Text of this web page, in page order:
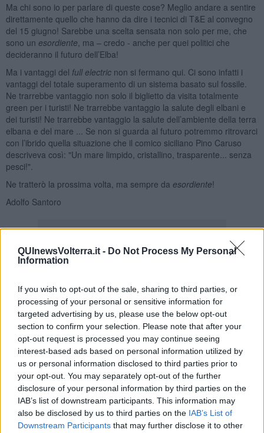
QUInewsVolterra.it - Do Not Process My Personal
Information
If you wish to opt-out of the sale, sharing to third parties, or
processing of your personal or sensitive information for
targeted advertising by us, please use the below opt-out
section to confirm your selection. Please note that after your
opt-out request is processed you may continue seeing
interest-based ads based on personal information utilized by
us or personal information disclosed to third parties prior to
your opt-out. You may separately opt-out of the further
disclosure of your personal information by third parties on the
IAB’s list of downstream participants. This information may
also be disclosed by us to third parties on the IAB’s List of
Downstream Participants that may further disclose it to other
Ma chi sono io per parlare di queste cose? Meglio andare a sentire
direttamente quello che hanno da dire i tecnici di T&E al convegno
del 15 giugno! Sarebbe una scelta sensata non solo per me, che
sono un esordiente , ma – credo - anche per quei politici che
decideranno il futuro dell’Elba!
Ma i vantaggi del full electricnon si fermano qui. Ci sono infatti i
vantaggi del totale superamento di un sistema basato sul fossile.
Ne trarrebbe vantaggio non solo il biglietto da visita totalmente
green per i turisti! Ne trarrebbe vantaggio la salute degli elbani e
dei turisti! Ne trarrebbe vantaggio la salute dell’ambiente della terra
elbana e del mare ... Se non si guarda al futuro potremmo ritrovarci
con l’ibrido quella situazione che il comico siciliano Pino Caruso
descriveva così: "Un mare limpido, cristallino, trasparente... senza
pesci!".
Ne tratterò la prossima volta, ma sempre da esordiente!
Adolfo Santoro
Newsletter QUInews - ToscanaMedia.Arriva gratis tutti i giorni
alle 20:00 direttamente nella tua casella di posta.
Basta cliccareQUI
Ti potrebbe interessare anche:
Articoli dal Blog “Disincantato” di Adolfo Santoro
​Linee guida per organizzare il civismo della complessità
​Il ripristino della natura secondo la legge e l’impegno dei
Cittadini
Il nesso tra cambiamenti climatici e salute umana
Tutti morimmo a stento (3)